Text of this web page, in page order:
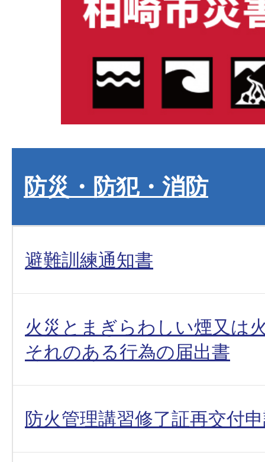
防災・防犯・消防
避難訓練通知書
火災とまぎらわしい煙又は
それのある行為の届出書
防火管理講習修了証再交付